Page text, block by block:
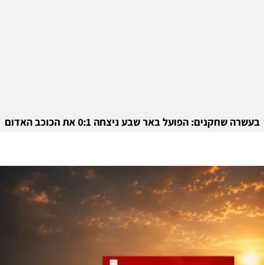
בעשרה שחקנים: הפועל באר שבע ניצחה 0:1 את הכוכב האדום